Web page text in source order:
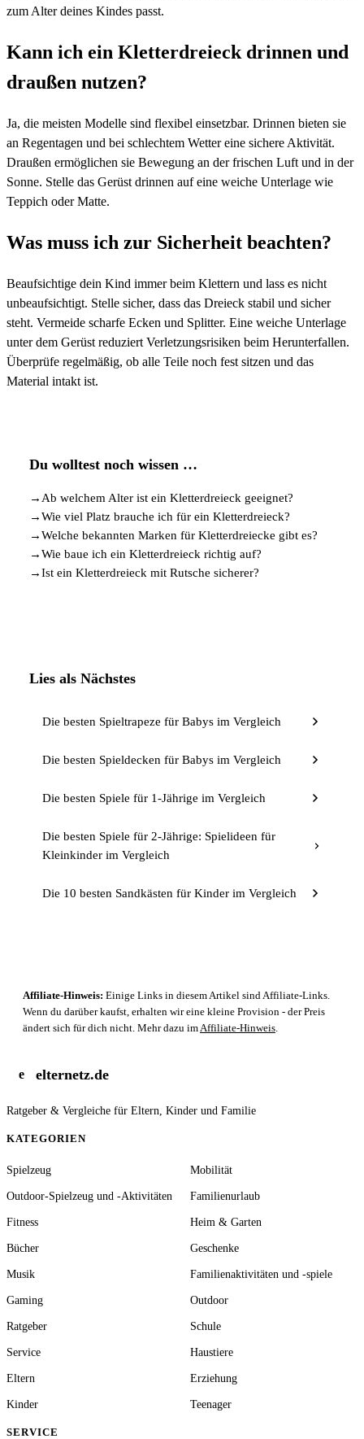
zum Alter deines Kindes passt.
Kann ich ein Kletterdreieck drinnen und
draußen nutzen?
Ja, die meisten Modelle sind flexibel einsetzbar. Drinnen bieten sie
an Regentagen und bei schlechtem Wetter eine sichere Aktivität.
Draußen ermöglichen sie Bewegung an der frischen Luft und in der
Sonne. Stelle das Gerüst drinnen auf eine weiche Unterlage wie
Teppich oder Matte.
Was muss ich zur Sicherheit beachten?
Beaufsichtige dein Kind immer beim Klettern und lass es nicht
unbeaufsichtigt. Stelle sicher, dass das Dreieck stabil und sicher
steht. Vermeide scharfe Ecken und Splitter. Eine weiche Unterlage
unter dem Gerüst reduziert Verletzungsrisiken beim Herunterfallen.
Überprüfe regelmäßig, ob alle Teile noch fest sitzen und das
Material intakt ist.
Du wolltest noch wissen …
→ Ab welchem Alter ist ein Kletterdreieck geeignet?
→Wie viel Platz brauche ich für ein Kletterdreieck?
→Welche bekannten Marken für Kletterdreiecke gibt es?
→Wie baue ich ein Kletterdreieck richtig auf?
→Ist ein Kletterdreieck mit Rutsche sicherer?
Lies als Nächstes
Die besten Spieltrapeze für Babys im Vergleich
Die besten Spieldecken für Babys im Vergleich
Die besten Spiele für 1-Jährige im Vergleich
Die besten Spiele für 2-Jährige: Spielideen für
Kleinkinder im Vergleich
Die 10 besten Sandkästen für Kinder im Vergleich
Affiliate-Hinweis: Einige Links in diesem Artikel sind Affiliate-Links.
Wenn du darüber kaufst, erhalten wir eine kleine Provision - der Preis
ändert sich für dich nicht. Mehr dazu im Affiliate-Hinweis
e elternetz.de
Ratgeber & Vergleiche für Eltern, Kinder und Familie
KATEGORIEN
Spielzeug Mobilität
Outdoor-Spielzeug und -Aktivitäten Familienurlaub
Fitness Heim & Garten
Bücher Geschenke
Musik Familienaktivitäten und -spiele
Gaming Outdoor
Ratgeber Schule
Service Haustiere
Eltern Erziehung
Kinder Teenager
SERVICE